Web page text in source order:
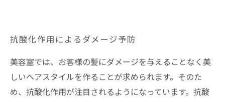
抗酸化作用によるダメージ予防
美容室では、お客様の髪にダメージを与えることなく美
しいヘアスタイルを作ることが求められます。そのた
め、抗酸化作用が注目されるようになっています。抗酸